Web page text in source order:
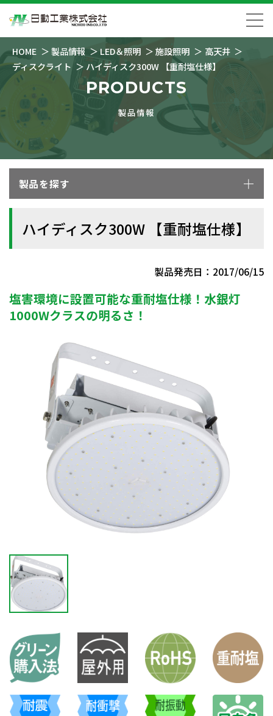
HOME 製品情報 LED＆照明 施設照明
高天井
ディスクライト
ハイディスク300W 【重耐塩仕様】
PRODUCTS
製品情報
製品を探す
ハイディスク300W 【重耐塩仕様】
製品発売日：2017/06/15
塩害環境に設置可能な重耐塩仕様！水銀灯
1000Wクラスの明るさ！